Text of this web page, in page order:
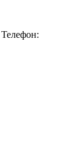
Телефон: